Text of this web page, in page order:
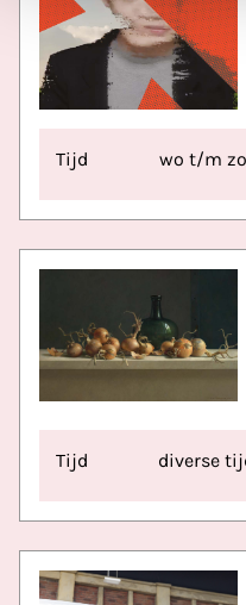
Tijd wo t/m
Tijd diverse